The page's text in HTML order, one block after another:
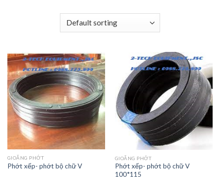
GIOĂNG PHỚT
Phớt xếp- phớt bộ chữ V
GIOĂNG PHỚT
Phớt xếp- phớt bộ chữ V
100*115